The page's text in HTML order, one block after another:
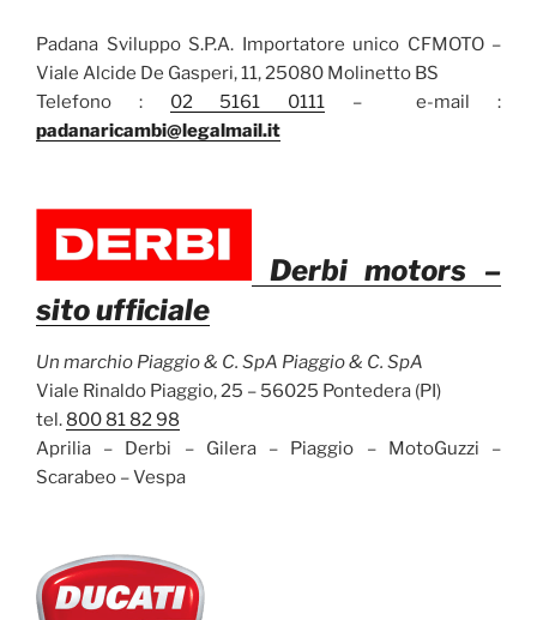
Padana Sviluppo S.P.A. Importatore unico CFMOTO –
Viale Alcide De Gasperi, 11, 25080 Molinetto BS
Telefono : 02 5161 0111 – e-mail :
padanaricambi@legalmail.it
Derbi motors –
sito ufficiale
Un marchio Piaggio & C. SpA Piaggio & C. SpA
Viale Rinaldo Piaggio, 25 – 56025 Pontedera (PI)
tel. 800 81 82 98
Aprilia – Derbi – Gilera – Piaggio – MotoGuzzi –
Scarabeo – Vespa